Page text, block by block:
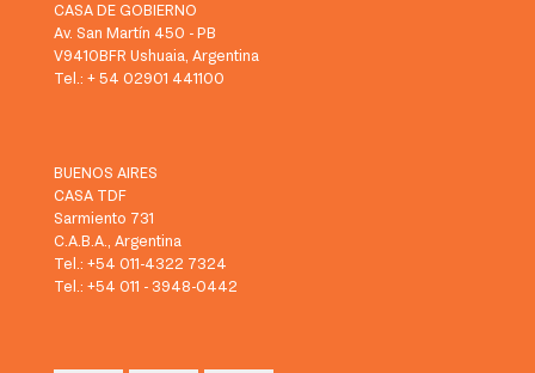
CASA DE GOBIERNO
Av. San Martín 450 - PB
V9410BFR Ushuaia, Argentina
Tel.: + 54 02901 441100
BUENOS AIRES
CASA TDF
Sarmiento 731
C.A.B.A., Argentina
Tel.: +54 011-4322 7324
Tel.: +54 011 - 3948-0442